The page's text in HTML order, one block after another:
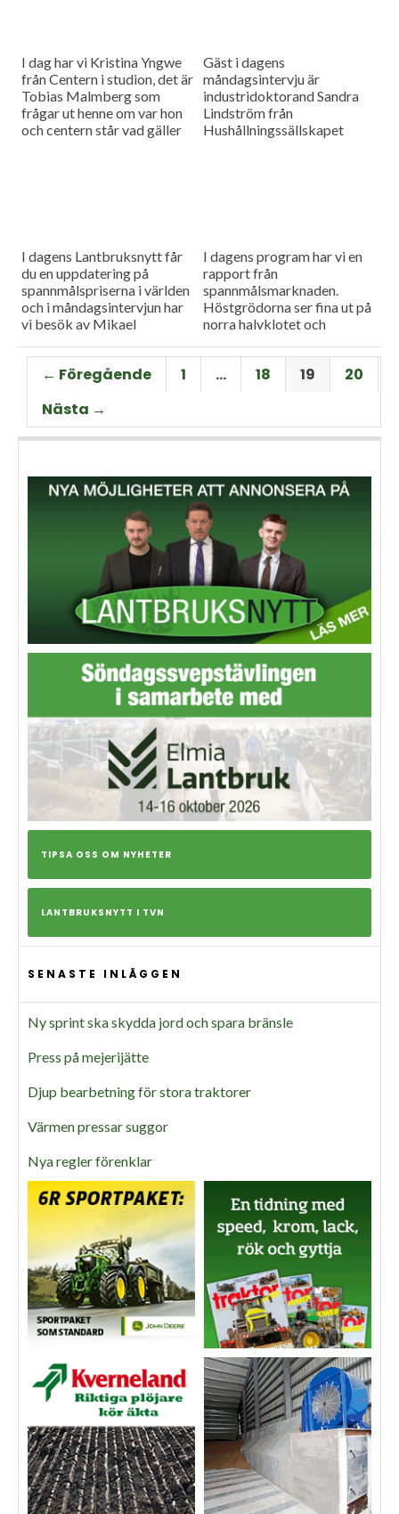
I dag har vi Kristina Yngwe
från Centern i studion, det är
Tobias Malmberg som
frågar ut henne om var hon
och centern står vad gäller
Gäst i dagens
måndagsintervju är
industridoktorand Sandra
Lindström från
Hushållningssällskapet
I dagens Lantbruksnytt får
du en uppdatering på
spannmålspriserna i världen
och i måndagsintervjun har
vi besök av Mikael
Lantmännen.
I dagens program har vi en
rapport från
spannmålsmarknaden.
Höstgrödorna ser fina ut på
norra halvklotet och
Gäst i vår måndagsintervju
är Torbjörn Lithell från HK
Scan som berättar om
slakteribranchens
utmaningar framöver.
← Föregående 1 … 18 19
20
Nästa →
TIPSA OSS OM NYHETER
LANTBRUKSNYTT I TVN
SENASTE INLÄGGEN
Ny sprint ska skydda jord och spara bränsle
Press på mejerijätte
Djup bearbetning för stora traktorer
Värmen pressar suggor
Nya regler förenklar